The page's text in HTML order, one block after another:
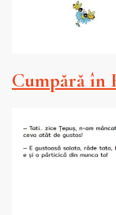
Cumpără în